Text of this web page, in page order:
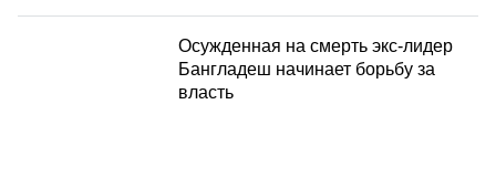
Осужденная на смерть экс-лидер
Бангладеш начинает борьбу за
власть